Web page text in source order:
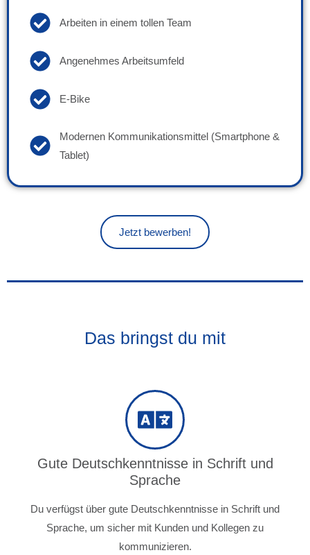
Arbeiten in einem tollen Team
Angenehmes Arbeitsumfeld
E-Bike
Modernen Kommunikationsmittel (Smartphone &
Tablet)
Jetzt bewerben!
Das bringst du mit
Gute Deutschkenntnisse in Schrift und
Sprache
Du verfügst über gute Deutschkenntnisse in Schrift und
Sprache, um sicher mit Kunden und Kollegen zu
kommunizieren.